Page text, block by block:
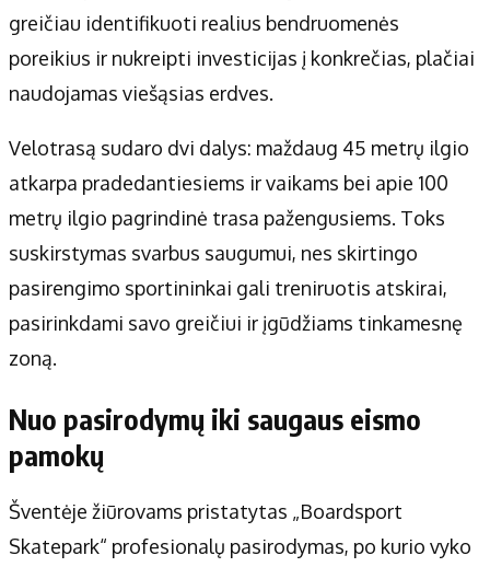
greičiau identifikuoti realius bendruomenės
poreikius ir nukreipti investicijas į konkrečias, plačiai
naudojamas viešąsias erdves.
Velotrasą sudaro dvi dalys: maždaug 45 metrų ilgio
atkarpa pradedantiesiems ir vaikams bei apie 100
metrų ilgio pagrindinė trasa pažengusiems. Toks
suskirstymas svarbus saugumui, nes skirtingo
pasirengimo sportininkai gali treniruotis atskirai,
pasirinkdami savo greičiui ir įgūdžiams tinkamesnę
zoną.
Nuo pasirodymų iki saugaus eismo
pamokų
Šventėje žiūrovams pristatytas „Boardsport
Skatepark“ profesionalų pasirodymas, po kurio vyko